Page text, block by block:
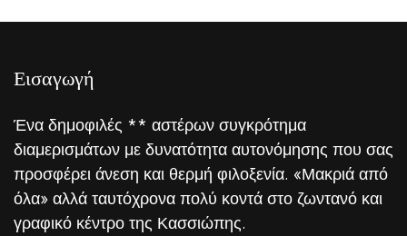
Εισαγωγή
Ένα δημοφιλές ** αστέρων συγκρότημα
διαμερισμάτων με δυνατότητα αυτονόμησης που σας
προσφέρει άνεση και θερμή φιλοξενία. «Μακριά από
όλα» αλλά ταυτόχρονα πολύ κοντά στο ζωντανό και
γραφικό κέντρο της Κασσιώπης.